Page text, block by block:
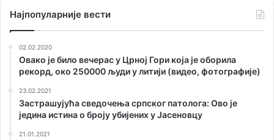
Наjпопуларније вести
02.02.2020
Овако је било вечерас у Црној Гори која је оборила
рекорд, око 250000 људи у литији (видео, фотографије)
23.02.2021
Застрашујућа сведочења српског патолога: Ово је
једина истина о броју убијених у Јасеновцу
21.01.2021